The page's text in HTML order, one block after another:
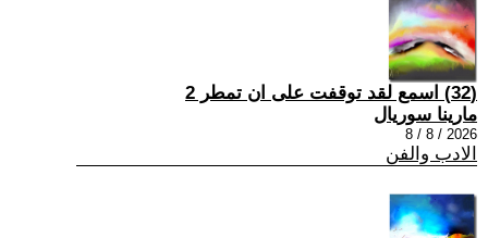
(32) اسمع لقد توقفت على ان تمطر 2
مارينا سوريال
2026 / 8 / 8
الادب والفن